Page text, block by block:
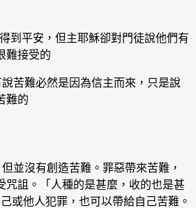
到平安，但主耶穌卻對門徒說他們有
難接受的
說苦難必然是因為信主而來，只是說
難的
並沒有創造苦難。罪惡帶來苦難，
咒詛。「人種的是甚麼，收的也是甚
或他人犯罪，也可以帶給自己苦難。